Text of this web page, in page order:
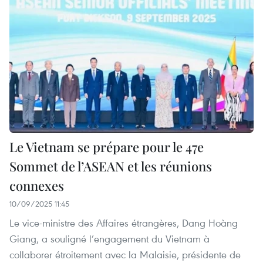
Le Vietnam se prépare pour le 47e
Sommet de l’ASEAN et les réunions
connexes
10/09/2025 11:45
Le vice-ministre des Affaires étrangères, Dang Hoàng
Giang, a souligné l’engagement du Vietnam à
collaborer étroitement avec la Malaisie, présidente de